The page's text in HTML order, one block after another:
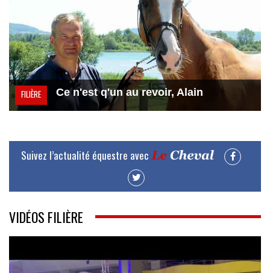
FILIÈRE Ce n'est q'un au revoir, Alain
Suivez l’actualité équestre avec
VIDÉOS FILIÈRE